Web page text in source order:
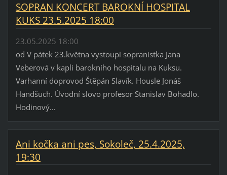
SOPRAN KONCERT BAROKNÍ HOSPITAL
KUKS 23.5.2025 18:00
23.05.2025 18:00
od V pátek 23.května vystoupí sopranistka Jana
Veberová v kapli barokního hospitalu na Kuksu.
Varhanní doprovod Štěpán Slavík. Housle Jonáš
Handšuch. Úvodní slovo profesor Stanislav Bohadlo.
Hodinový...
Ani kočka ani pes, Sokoleč, 25.4.2025,
19:30